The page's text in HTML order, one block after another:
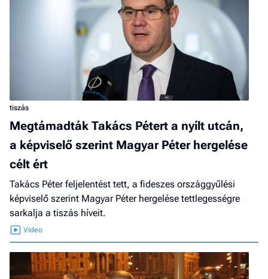
tiszás
Megtámadták Takács Pétert a nyílt utcán,
a képviselő szerint Magyar Péter hergelése
célt ért
Takács Péter feljelentést tett, a fideszes országgyűlési
képviselő szerint Magyar Péter hergelése tettlegességre
sarkalja a tiszás híveit.